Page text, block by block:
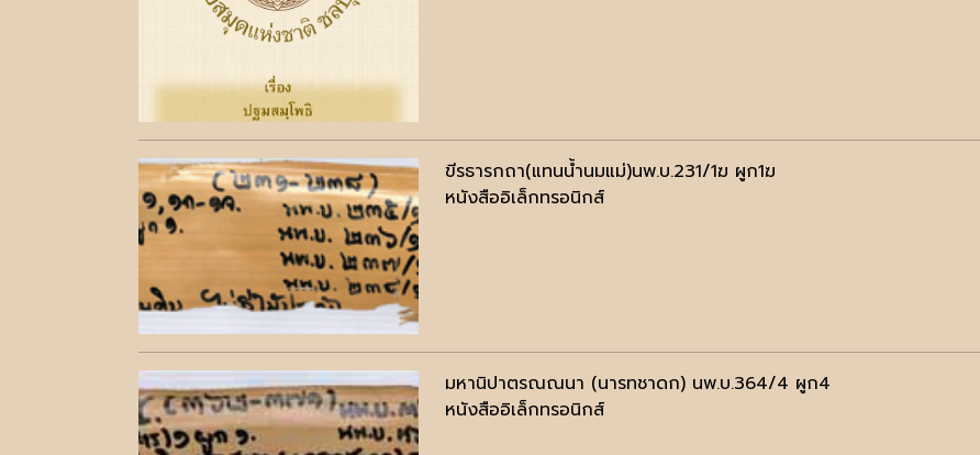
ขีรธารกถา(แทนน้ำนมแม่)นพ.บ.231/1ฆ ผูก1ฆ
หนังสืออิเล็กทรอนิกส์
มหานิปาตรณณนา (นารทชาดก) นพ.บ.364/4 ผูก4
หนังสืออิเล็กทรอนิกส์